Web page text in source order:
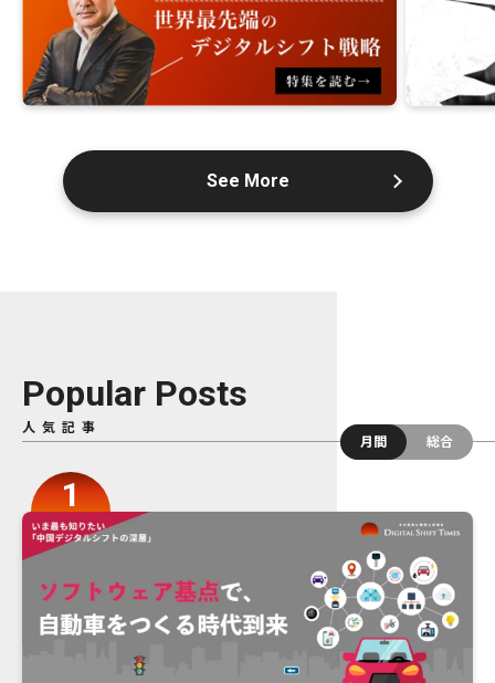
See More
Popular Posts
人気記事
月間
総合